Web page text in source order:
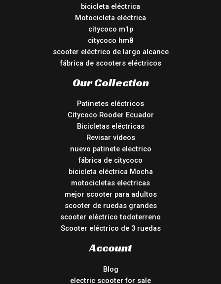
bicicleta eléctrica
Motocicleta eléctrica
citycoco m1p
citycoco hm8
scooter eléctrico de largo alcance
fábrica de scooters eléctricos
Our Collection
Patinetes eléctricos
Citycoco Rooder Ecuador
Bicicletas eléctricas
Revisar vídeos
nuevo patinete electrico
fábrica de citycoco
bicicleta eléctrica Mocha
motocicletas electricas
mejor scooter para adultos
scooter de ruedas grandes
scooter eléctrico todoterreno
Scooter eléctrico de 3 ruedas
Account
Blog
electric scooter for sale